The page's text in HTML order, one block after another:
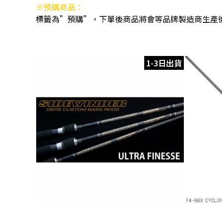
※預購商品：
標籤為”預購”，下單後商品將會等品牌製造商生產
1-3日出貨